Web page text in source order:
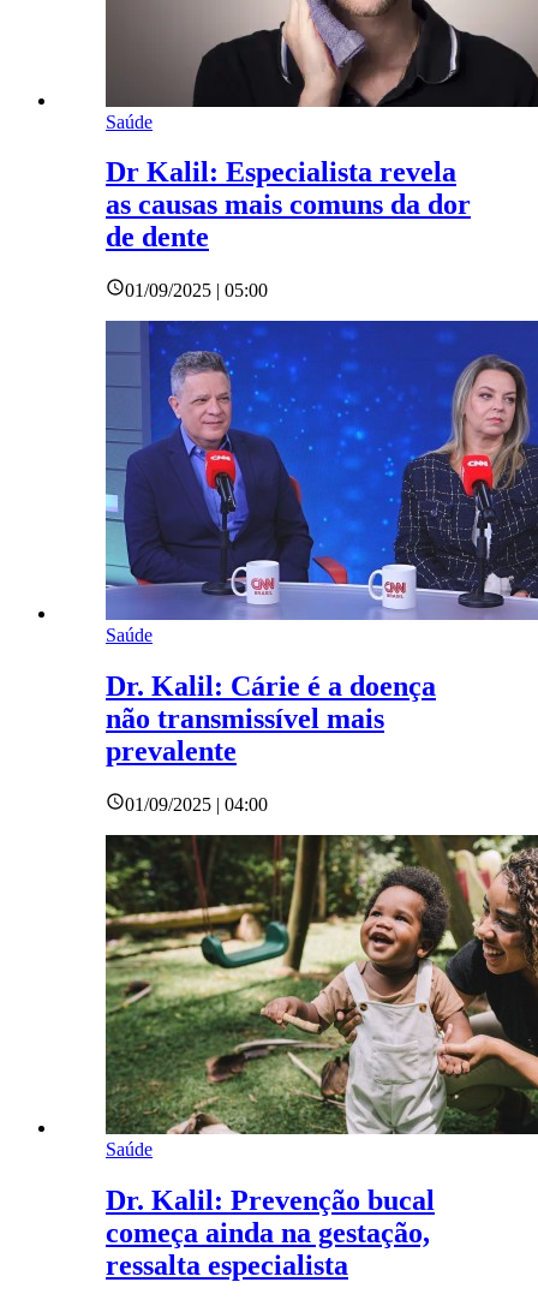
Saúde
Dr Kalil: Especialista revela
as causas mais comuns da dor
de dente
01/09/2025 | 05:00
Saúde
Dr. Kalil: Cárie é a doença
não transmissível mais
prevalente
01/09/2025 | 04:00
Saúde
Dr. Kalil: Prevenção bucal
começa ainda na gestação,
ressalta especialista